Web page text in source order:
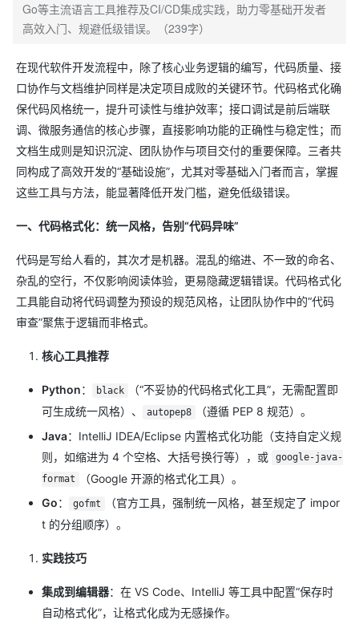
Go等主流语言工具推荐及CI/CD集成实践，助力零基础开发者
高效入门、规避低级错误。（239字）
在现代软件开发流程中，除了核心业务逻辑的编写，代码质量、接
口协作与文档维护同样是决定项目成败的关键环节。代码格式化确
保代码风格统一，提升可读性与维护效率；接口调试是前后端联
调、微服务通信的核心步骤，直接影响功能的正确性与稳定性；而
文档生成则是知识沉淀、团队协作与项目交付的重要保障。三者共
同构成了高效开发的“基础设施”，尤其对零基础入门者而言，掌握
这些工具与方法，能显著降低开发门槛，避免低级错误。
一、代码格式化：统一风格，告别“代码异味”
代码是写给人看的，其次才是机器。混乱的缩进、不一致的命名、
杂乱的空行，不仅影响阅读体验，更易隐藏逻辑错误。代码格式化
工具能自动将代码调整为预设的规范风格，让团队协作中的“代码
审查”聚焦于逻辑而非格式。
核心工具推荐
Python： black
（“不妥协的代码格式化工具”，无需配置即
可生成统一风格）、
autopep8
（遵循 PEP 8 规范）。
Java：IntelliJ IDEA/Eclipse 内置格式化功能（支持自定义规
则，如缩进为 4 个空格、大括号换行等），或
google-java-
format
（Google 开源的格式化工具）。
Go： gofmt
（官方工具，强制统一风格，甚至规定了 impor
t 的分组顺序）。
实践技巧
集成到编辑器：在 VS Code、IntelliJ 等工具中配置“保存时
自动格式化”，让格式化成为无感操作。